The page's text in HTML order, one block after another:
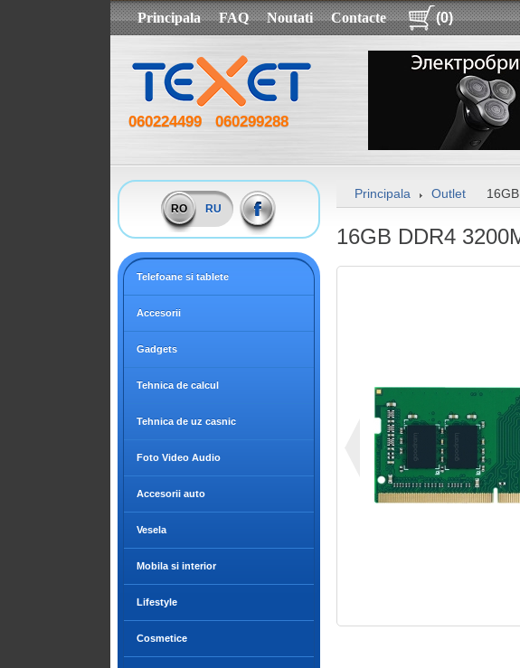
Principala FAQ Noutati Contacte (0)
060224499 060299288
RO RU
Telefoane si tablete
Accesorii
Gadgets
Tehnica de calcul
Tehnica de uz casnic
Foto Video Audio
Accesorii auto
Vesela
Mobila si interior
Lifestyle
Cosmetice
Principala Outlet
16GB DDR4